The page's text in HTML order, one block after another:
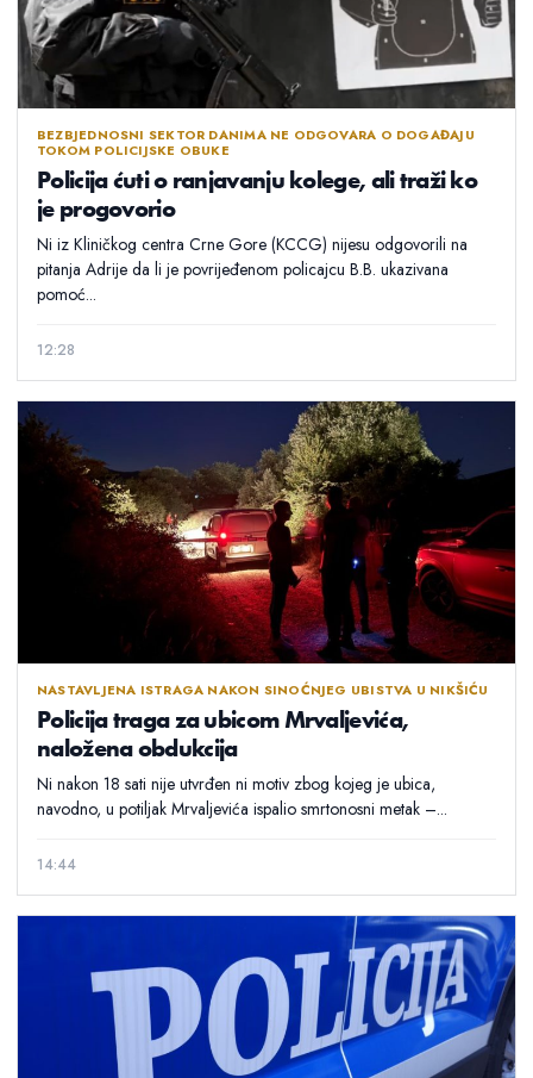
BEZBJEDNOSNI SEKTOR DANIMA NE ODGOVARA O DOGAĐAJU
TOKOM POLICIJSKE OBUKE
Policija ćuti o ranjavanju kolege, ali traži ko
je progovorio
Ni iz Kliničkog centra Crne Gore (KCCG) nijesu odgovorili na
pitanja Adrije da li je povrijeđenom policajcu B.B. ukazivana
pomoć...
12:28
NASTAVLJENA ISTRAGA NAKON SINOĆNJEG UBISTVA U NIKŠIĆU
Policija traga za ubicom Mrvaljevića,
naložena obdukcija
Ni nakon 18 sati nije utvrđen ni motiv zbog kojeg je ubica,
navodno, u potiljak Mrvaljevića ispalio smrtonosni metak –...
14:44